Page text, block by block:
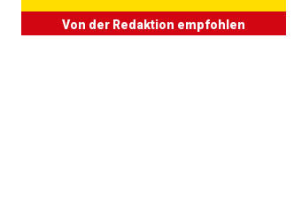
Von der Redaktion empfohlen